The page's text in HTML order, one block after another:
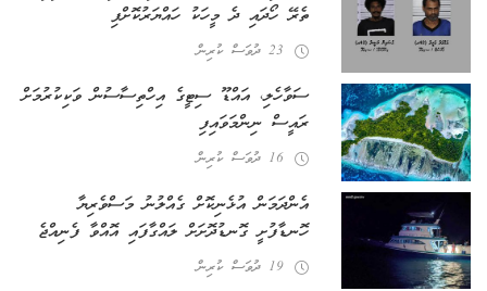
ތެރޭ ހޯދައި ދެ މީހަކު ހައްޔަރުކޮށްފި
23 ދުވަސް ކުރިން
ސަވާހެލި، އައްޑޫ ސިޓީގެ އިހްތިސާސުން ވަކިކުރުމަށް
ރައީސް ނިންމަވައިފި
16 ދުވަސް ކުރިން
އެންދަމަން އުޅެނިކޮށް ގެއްލުނު މަސްވެރިޔާ
ހޮނޑާފުށީ ގޮނޑުދޮށަށް ލައްގާފައި އޮއްވާ ފެނިއްޖެ
19 ދުވަސް ކުރިން